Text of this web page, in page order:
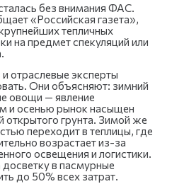
без внимания ФАС.
«Российская газета»,
тепличных
на предмет спекуляций или
отраслевые эксперты
Они объясняют: зимний
овощи — явление
и осенью рынок насыщен
грунта. Зимой же
переходит в теплицы, где
возрастает из-за
освещения и логистики.
в пасмурные
до 50% всех затрат.